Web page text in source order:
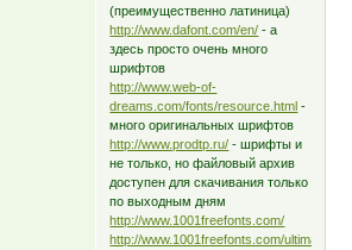
(преимущественно латиница)
http://www.dafont.com/en/ - а
здесь просто очень много
шрифтов
http://www.web-of-
dreams.com/fonts/resource.html -
много оригинальных шрифтов
http://www.prodtp.ru/ - шрифты и
не только, но файловый архив
доступен для скачивания только
по выходным дням
http://www.1001freefonts.com/
http://www.1001freefonts.com/